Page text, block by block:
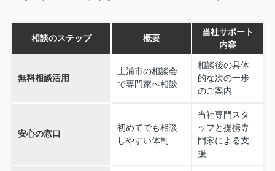
相談のステップ 概要
当社サポート
内容
無料相談活用
土浦市の相談会
で専門家へ相談
相談後の具体
的な次の一歩
のご案内
安心の窓口
初めてでも相談
しやすい体制
当社専門スタ
ッフと提携専
門家による支
援